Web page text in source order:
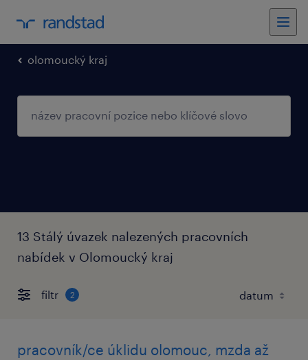
olomoucký kraj
13 Stálý úvazek nalezených pracovních
nabídek v Olomoucký kraj
filtr 2
pracovník/ce úklidu olomouc, mzda až